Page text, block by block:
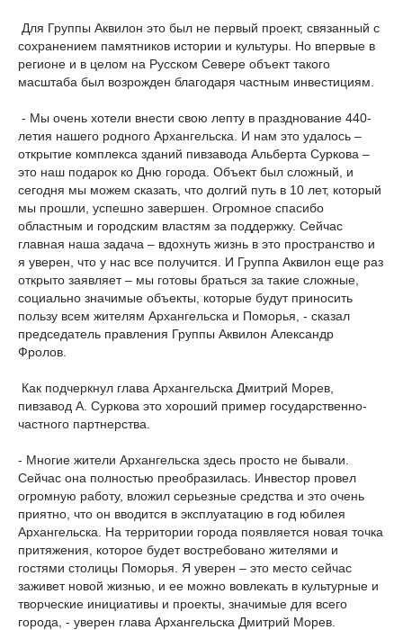
Для Группы Аквилон это был не первый проект, связанный с
сохранением памятников истории и культуры. Но впервые в
регионе и в целом на Русском Севере объект такого
масштаба был возрожден благодаря частным инвестициям.
- Мы очень хотели внести свою лепту в празднование 440-
летия нашего родного Архангельска. И нам это удалось –
открытие комплекса зданий пивзавода Альберта Суркова –
это наш подарок ко Дню города. Объект был сложный, и
сегодня мы можем сказать, что долгий путь в 10 лет, который
мы прошли, успешно завершен. Огромное спасибо
областным и городским властям за поддержку. Сейчас
главная наша задача – вдохнуть жизнь в это пространство и
я уверен, что у нас все получится. И Группа Аквилон еще раз
открыто заявляет – мы готовы браться за такие сложные,
социально значимые объекты, которые будут приносить
пользу всем жителям Архангельска и Поморья, - сказал
председатель правления Группы Аквилон Александр
Фролов.
Как подчеркнул глава Архангельска Дмитрий Морев,
пивзавод А. Суркова это хороший пример государственно-
частного партнерства.
- Многие жители Архангельска здесь просто не бывали.
Сейчас она полностью преобразилась. Инвестор провел
огромную работу, вложил серьезные средства и это очень
приятно, что он вводится в эксплуатацию в год юбилея
Архангельска. На территории города появляется новая точка
притяжения, которое будет востребовано жителями и
гостями столицы Поморья. Я уверен – это место сейчас
заживет новой жизнью, и ее можно вовлекать в культурные и
творческие инициативы и проекты, значимые для всего
города, - уверен глава Архангельска Дмитрий Морев.